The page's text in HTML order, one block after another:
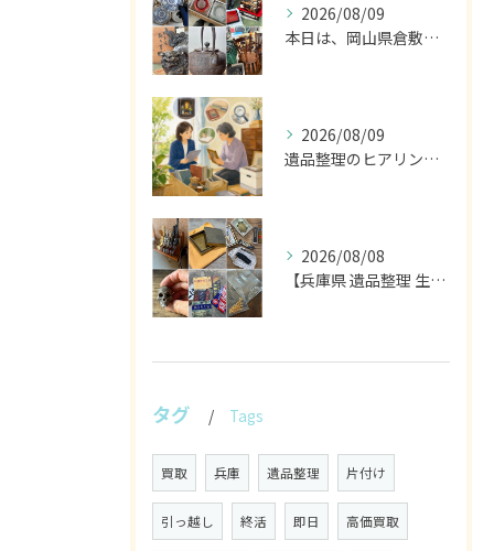
2026/08/09
本日は、岡山県倉敷市に行ってますので、終日不在となります。
2026/08/09
遺品整理のヒアリングで残す物を見極める丁寧な作業
2026/08/08
【兵庫県 遺品整理 生前整理 不用品 買取】
タグ Tags
買取 兵庫 遺品整理 片付け
引っ越し 終活 即日 高価買取